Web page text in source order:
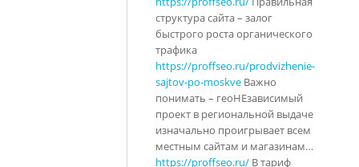
структура сайта – залог
быстрого роста органического
трафика
https://proffseo.ru/prodvizhenie-
sajtov-po-moskve Важно
понимать – геоНЕзависимый
проект в региональной выдаче
изначально проигрывает всем
местным сайтам и магазинам…
https://proffseo.ru/ В тариф